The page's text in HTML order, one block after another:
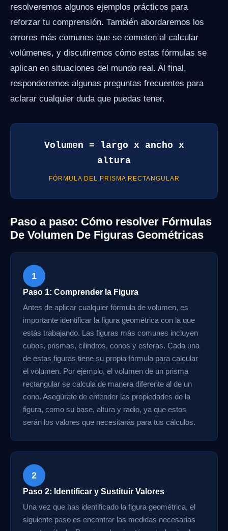
resolveremos algunos ejemplos prácticos para
reforzar tu comprensión. También abordaremos los
errores más comunes que se cometen al calcular
volúmenes, y discutiremos cómo estas fórmulas se
aplican en situaciones del mundo real. Al final,
responderemos algunas preguntas frecuentes para
aclarar cualquier duda que puedas tener.
Volumen = largo x ancho x
altura
FÓRMULA DEL PRISMA RECTANGULAR
Paso a paso: Cómo resolver Fórmulas
De Volumen De Figuras Geométricas
1
Paso 1: Comprender la Figura
Antes de aplicar cualquier fórmula de volumen, es
importante identificar la figura geométrica con la que
estás trabajando. Las figuras más comunes incluyen
cubos, prismas, cilindros, conos y esferas. Cada una
de estas figuras tiene su propia fórmula para calcular
el volumen. Por ejemplo, el volumen de un prisma
rectangular se calcula de manera diferente al de un
cono. Asegúrate de entender las propiedades de la
figura, como su base, altura y radio, ya que estos
serán los valores que necesitarás para tus cálculos.
2
Paso 2: Identificar y Sustituir Valores
Una vez que has identificado la figura geométrica, el
siguiente paso es encontrar las medidas necesarias